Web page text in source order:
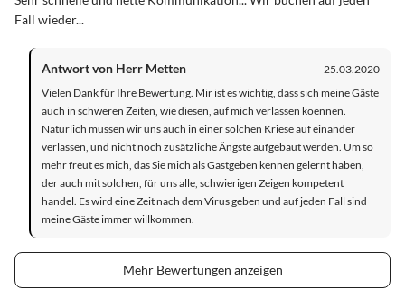
Fall wieder...
Antwort von Herr Metten
25.03.2020
Vielen Dank für Ihre Bewertung. Mir ist es wichtig, dass sich meine Gäste
auch in schweren Zeiten, wie diesen, auf mich verlassen koennen.
Natürlich müssen wir uns auch in einer solchen Kriese auf einander
verlassen, und nicht noch zusätzliche Ängste aufgebaut werden. Um so
mehr freut es mich, das Sie mich als Gastgeben kennen gelernt haben,
der auch mit solchen, für uns alle, schwierigen Zeigen kompetent
handel. Es wird eine Zeit nach dem Virus geben und auf jeden Fall sind
meine Gäste immer willkommen.
Mehr Bewertungen anzeigen